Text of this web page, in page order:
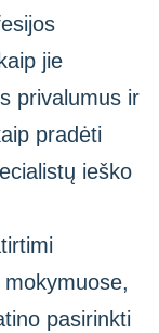
jie
privalumus ir
pradėti
ieško
pasirinkti